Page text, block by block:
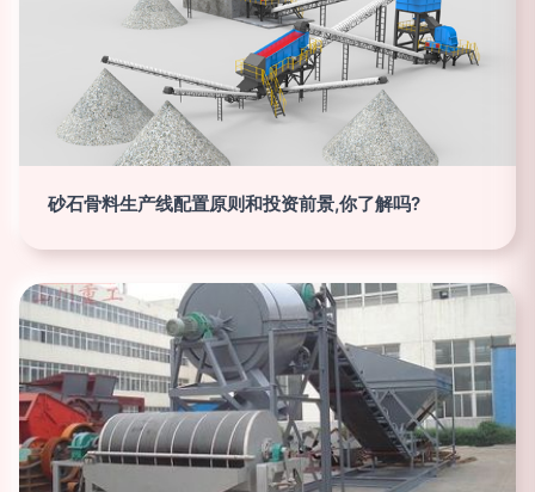
砂石骨料生产线配置原则和投资前景,你了解吗?